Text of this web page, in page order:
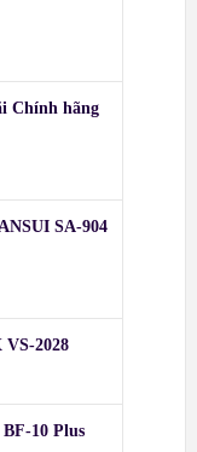
Chính hãng
SA-904
2028
10 Plus